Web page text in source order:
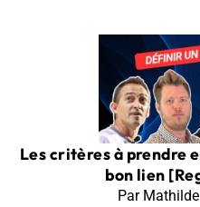
Les critères à prendre
bon lien
Par